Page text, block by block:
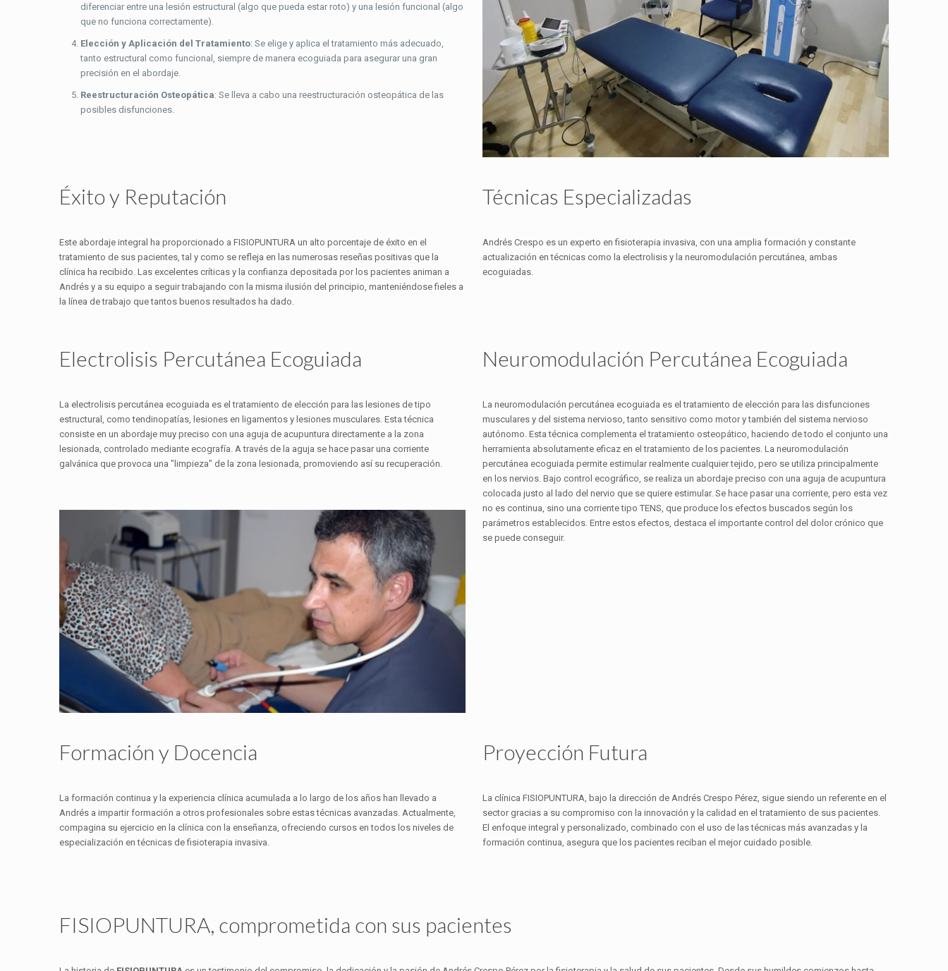
diferenciar entre una lesión estructural (algo que pueda estar roto) y una lesión funcional (algo
que no funciona correctamente).
Elección y Aplicación del Tratamiento: Se elige y aplica el tratamiento más adecuado,
tanto estructural como funcional, siempre de manera ecoguiada para asegurar una gran
precisión en el abordaje.
Reestructuración Osteopática: Se lleva a cabo una reestructuración osteopática de las
posibles disfunciones.
Éxito y Reputación Técnicas Especializadas
Este abordaje integral ha proporcionado a FISIOPUNTURA un alto porcentaje de éxito en el
tratamiento de sus pacientes, tal y como se refleja en las numerosas reseñas positivas que la
clínica ha recibido. Las excelentes críticas y la confianza depositada por los pacientes animan a
Andrés y a su equipo a seguir trabajando con la misma ilusión del principio, manteniéndose fieles a
la línea de trabajo que tantos buenos resultados ha dado.
Andrés Crespo es un experto en fisioterapia invasiva, con una amplia formación y constante
actualización en técnicas como la electrolisis y la neuromodulación percutánea, ambas
ecoguiadas.
Electrolisis Percutánea Ecoguiada Neuromodulación Percutánea Ecoguiada
La electrolisis percutánea ecoguiada es el tratamiento de elección para las lesiones de tipo
estructural, como tendinopatías, lesiones en ligamentos y lesiones musculares. Esta técnica
consiste en un abordaje muy preciso con una aguja de acupuntura directamente a la zona
lesionada, controlado mediante ecografía. A través de la aguja se hace pasar una corriente
galvánica que provoca una "limpieza" de la zona lesionada, promoviendo así su recuperación.
La neuromodulación percutánea ecoguiada es el tratamiento de elección para las disfunciones
musculares y del sistema nervioso, tanto sensitivo como motor y también del sistema nervioso
autónomo. Esta técnica complementa el tratamiento osteopático, haciendo de todo el conjunto una
herramienta absolutamente eficaz en el tratamiento de los pacientes. La neuromodulación
percutánea ecoguiada permite estimular realmente cualquier tejido, pero se utiliza principalmente
en los nervios. Bajo control ecográfico, se realiza un abordaje preciso con una aguja de acupuntura
colocada justo al lado del nervio que se quiere estimular. Se hace pasar una corriente, pero esta vez
no es continua, sino una corriente tipo TENS, que produce los efectos buscados según los
parámetros establecidos. Entre estos efectos, destaca el importante control del dolor crónico que
se puede conseguir.
Formación y Docencia Proyección Futura
La formación continua y la experiencia clínica acumulada a lo largo de los años han llevado a
Andrés a impartir formación a otros profesionales sobre estas técnicas avanzadas. Actualmente,
compagina su ejercicio en la clínica con la enseñanza, ofreciendo cursos en todos los niveles de
especialización en técnicas de fisioterapia invasiva.
La clínica FISIOPUNTURA, bajo la dirección de Andrés Crespo Pérez, sigue siendo un referente en el
sector gracias a su compromiso con la innovación y la calidad en el tratamiento de sus pacientes.
El enfoque integral y personalizado, combinado con el uso de las técnicas más avanzadas y la
formación continua, asegura que los pacientes reciban el mejor cuidado posible.
FISIOPUNTURA, comprometida con sus pacientes